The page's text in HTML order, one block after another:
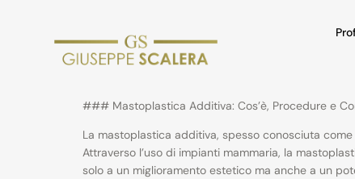
### Mastoplastica Additiva: Cos’è, Procedure e
La mastoplastica additiva, spesso conosciuta
Attraverso l’uso di impianti mammaria, la
solo a un miglioramento estetico ma anche a un